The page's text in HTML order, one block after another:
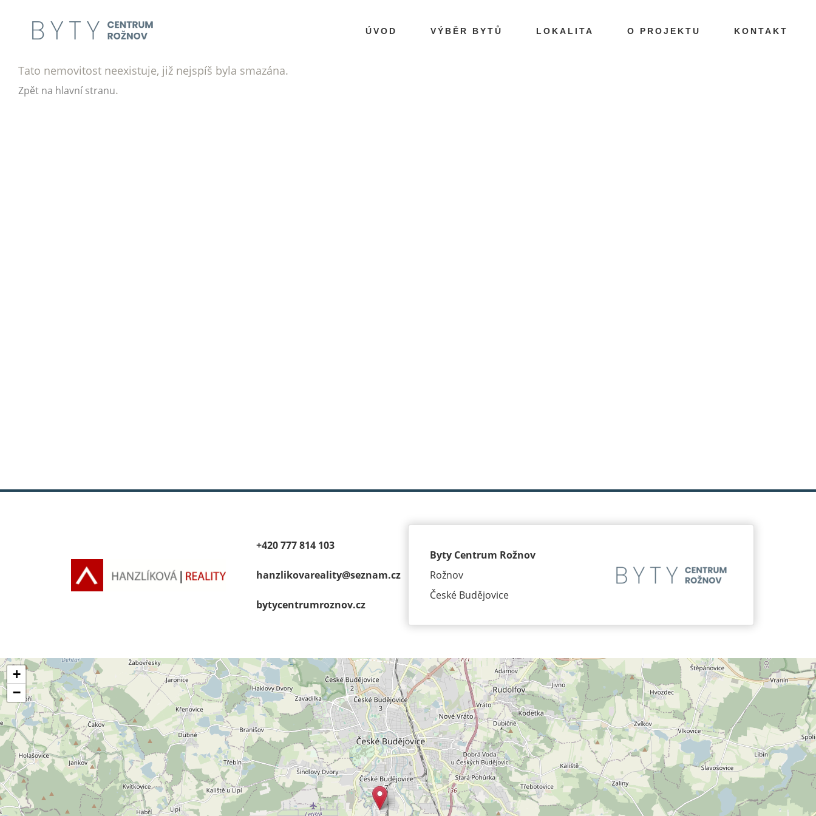
ÚVOD VÝBĚR BYTŮ LOKALITA O PROJEKTU KONTAKT
Tato nemovitost neexistuje, již nejspíš byla smazána.
Zpět na hlavní stranu.
+420 777 814 103
hanzlikovareality@seznam.cz
bytycentrumroz­nov.cz
Byty Centrum Rožnov
Rožnov
České Budějovice
+
−